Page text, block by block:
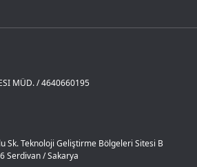
MÜD. / 4640660195
Sk. Teknoloji Geliştirme Bölgeleri Sitesi B
Serdivan / Sakarya